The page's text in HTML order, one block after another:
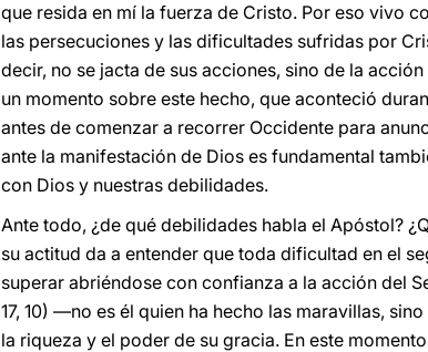
que resida en mí la fuerza de Cristo. Por eso vivo
las persecuciones y las dificultades sufridas por
decir, no se jacta de sus acciones, sino de la
un momento sobre este hecho, que aconteció
antes de comenzar a recorrer Occidente para
ante la manifestación de Dios es fundamental
con Dios y nuestras debilidades.
Ante todo, ¿de qué debilidades habla el Apóstol?
su actitud da a entender que toda dificultad en el
superar abriéndose con confianza a la acción del
17, 10) —no es él quien ha hecho las maravillas,
la riqueza y el poder de su gracia. En este